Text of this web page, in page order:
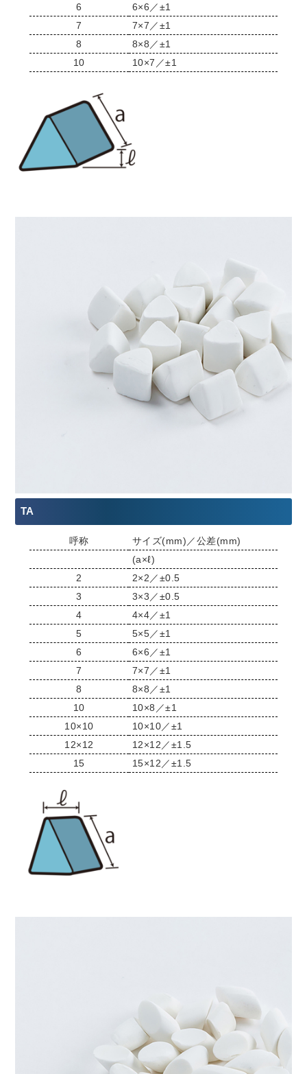
6
6×6／±1
7
7×7／±1
8
8×8／±1
10
10×7／±1
TA
呼称
サイズ(mm)／公差(mm)
(a×ℓ)
2
2×2／±0.5
3
3×3／±0.5
4
4×4／±1
5
5×5／±1
6
6×6／±1
7
7×7／±1
8
8×8／±1
10
10×8／±1
10×10
10×10／±1
12×12
12×12／±1.5
15
15×12／±1.5